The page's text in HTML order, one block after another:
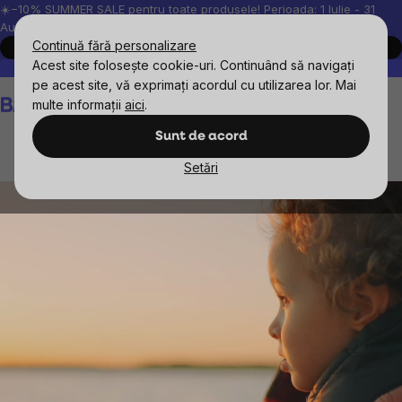
Continuă fără personalizare
Acest site folosește cookie-uri. Continuând să navigați
pe acest site, vă exprimați acordul cu utilizarea lor. Mai
multe informații aici.
Sunt de acord
Setări
Treci
la
conținut
☀️−10% SUMMER SALE pentru toate produsele! Perioada: 1 Iulie - 31
August, 2026.
Cumpără acum
Peste 200.000 de recenzii verificate
Produsele noastre sunt
Coş
de